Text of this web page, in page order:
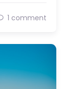
1 comment